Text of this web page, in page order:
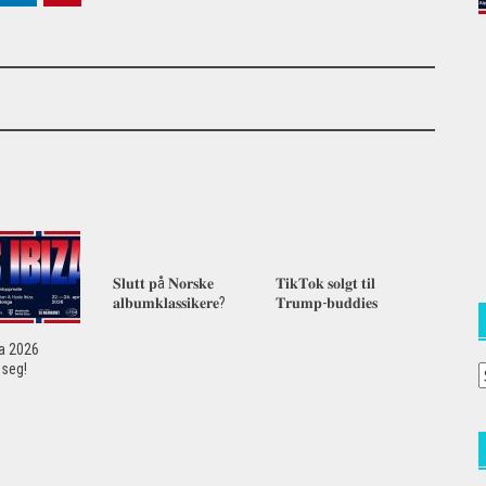
2026
𝐒𝐥𝐮𝐭𝐭 𝐩å 𝐍𝐨𝐫𝐬𝐤𝐞
𝐚𝐥𝐛𝐮𝐦𝐤𝐥𝐚𝐬𝐬𝐢𝐤𝐞𝐫𝐞?
𝐓𝐢𝐤𝐓𝐨𝐤 𝐬𝐨𝐥𝐠𝐭 𝐭𝐢𝐥
𝐓𝐫𝐮𝐦𝐩-𝐛𝐮𝐝𝐝𝐢𝐞𝐬